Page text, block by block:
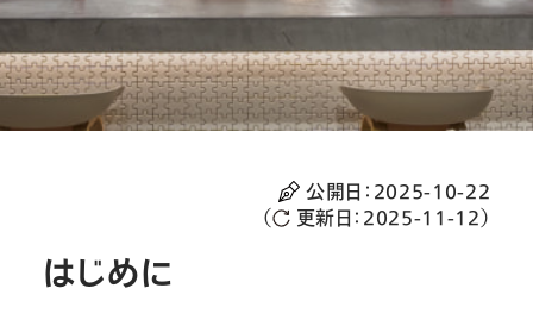
公開日： 2025-10-22
（
更新日： 2025-11-12）
はじめに